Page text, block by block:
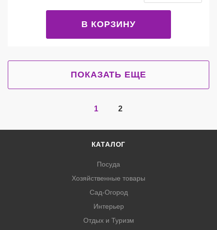
В КОРЗИНУ
ПОКАЗАТЬ ЕЩЕ
1 2
КАТАЛОГ
Посуда
Хозяйственные товары
Сад-Огород
Интерьер
Отдых и Туризм